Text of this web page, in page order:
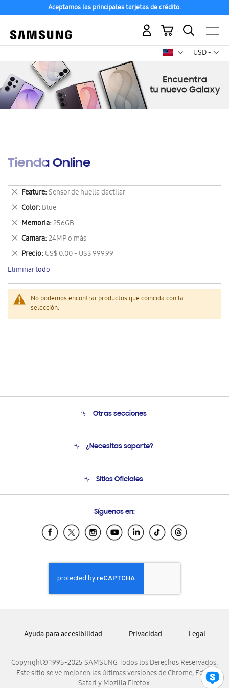
Aceptamos las principales tarjetas de crédito.
USD -
dólar
Mi carrito
Tienda Online
No podemos encontrar productos que coincida con la
selección.
Feature Sensor de huella dactilar
Eliminar
este
artículo
Color Blue
Eliminar
este
artículo
Memoria 256GB
Eliminar
este
artículo
Camara 24MP o más
Eliminar
este
artículo
Precio US$ 0.00 - US$ 999.99
Eliminar
este
artículo
Eliminar todo
Otras secciones
Soporte
Condiciones de Compra
¿Necesitas soporte?
Soporte vía eMail
Sitios Oficiales
Samsung Ecuador
Samsung El Salvador
Samsung Honduras
Samsung Nicaragua
Samsung Panamá
Samsung Venezuela
Síguenos en:
Copyright© 1995-2025 SAMSUNG Todos los Derechos Reservados.
Este sitio se ve mejor en las últimas versiones de Chrome, Edge,
Safari y Mozilla Firefox.
Ayuda para accesibilidad Privacidad Legal